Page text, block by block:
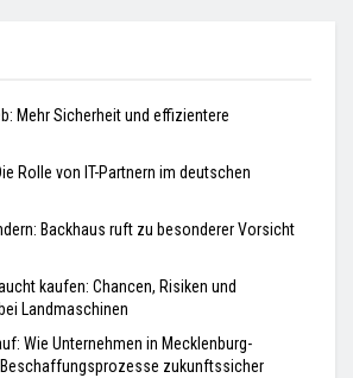
Mehr Sicherheit und effizientere
Rolle von IT-Partnern im deutschen
Backhaus ruft zu besonderer Vorsicht
kaufen: Chancen, Risiken und
Landmaschinen
Wie Unternehmen in Mecklenburg-
zukunftssicher